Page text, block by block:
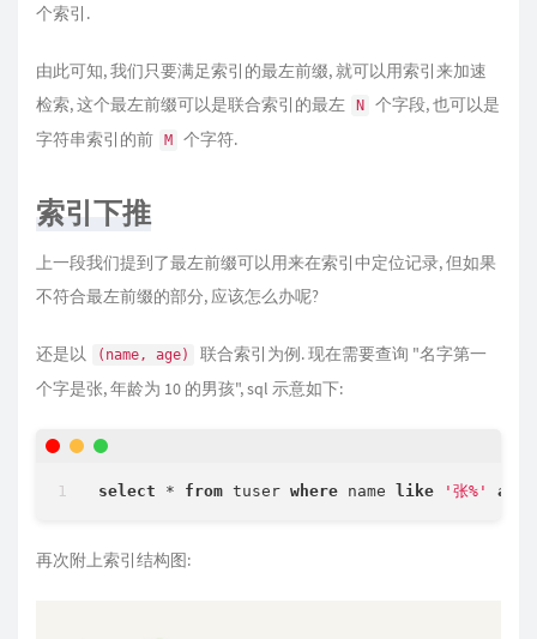
个索引.
由此可知, 我们只要满足索引的最左前缀, 就可以用索引来加速
检索, 这个最左前缀可以是联合索引的最左
N
个字段, 也可以是
字符串索引的前
M 个字符.
索引下推
上一段我们提到了最左前缀可以用来在索引中定位记录, 但如果
不符合最左前缀的部分, 应该怎么办呢?
还是以 (name, age)
联合索引为例. 现在需要查询 "名字第一
个字是张, 年龄为 10 的男孩", sql 示意如下:
select * from tuser where name like '张%' and
再次附上索引结构图: